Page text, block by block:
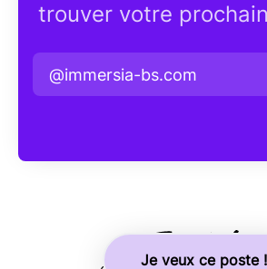
Je veux ce poste !
trouver votre
@immersia-bs.com